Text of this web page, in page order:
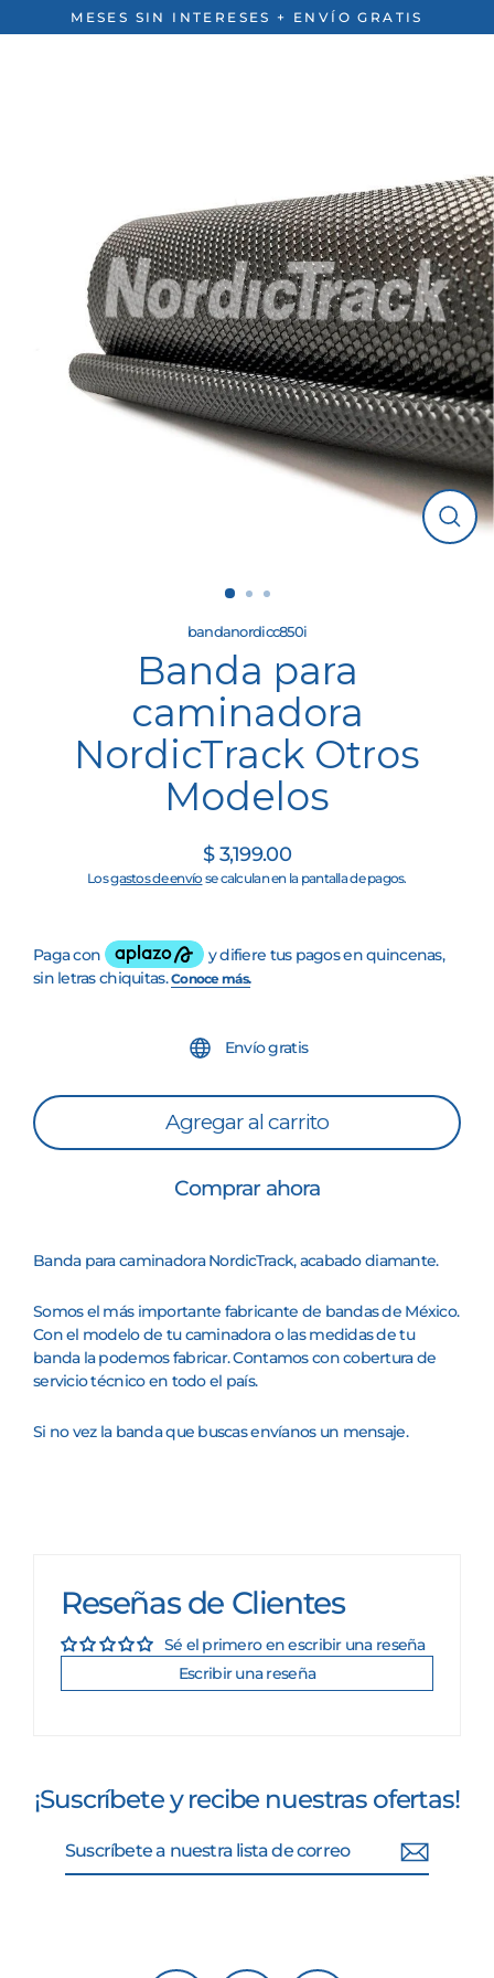
directamente
MESES SIN INTERESES + ENVÍO GRATIS
Cerrar
bandanordicc850i
Banda para
caminadora
NordicTrack Otros
Modelos
Precio
habitual
$ 3,199.00
Losgastos de envío se calculan en la pantalla de pagos.
Envío gratis
Agregar al carrito
Comprar ahora
Banda para caminadoraNordicTrack, acabado diamante.
Somos el más importante fabricante de bandas de México.
Con el modelo de tu caminadora o las medidas de tu
banda la podemos fabricar. Contamos con cobertura de
servicio técnico en todo el país.
Si no vez la banda que buscas envíanos un mensaje.
Reseñas de Clientes
Sé el primero en escribir una reseña
Escribir una reseña
¡Suscríbete y recibe nuestras ofertas!
nuestra